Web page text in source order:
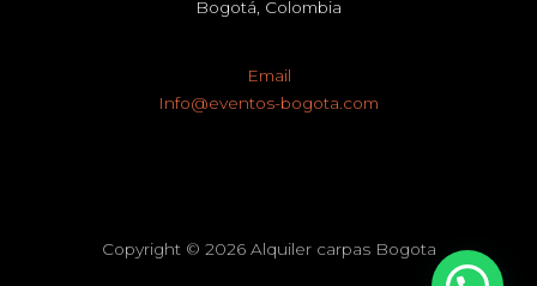
Bogotá, Colombia
Email
Info@eventos-bogota.com
Copyright © 2026 Alquiler carpas Bogota